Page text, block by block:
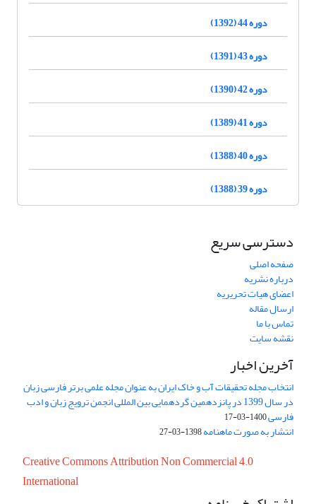
دوره 44 (1392)
دوره 43 (1391)
دوره 42 (1390)
دوره 41 (1389)
دوره 40 (1388)
دوره 39 (1388)
دسترسی سریع
صفحه اصلی
درباره نشریه
اعضای هیات تحریریه
ارسال مقاله
تماس با ما
نقشه سایت
آخرین اخبار
انتخاب مجله تحقیقات آب و خاک ایران به عنوان مجله علمی برتر فارسی زبان
در سال 1399 در پانزدهمین گردهمایی بین المللی انجمن ترویج زبان و ادب
فارسی1400-03-17
انتشار به صورت ماهنامه1398-03-27
Creative Commons Attribution Non Commercial 4.0
International